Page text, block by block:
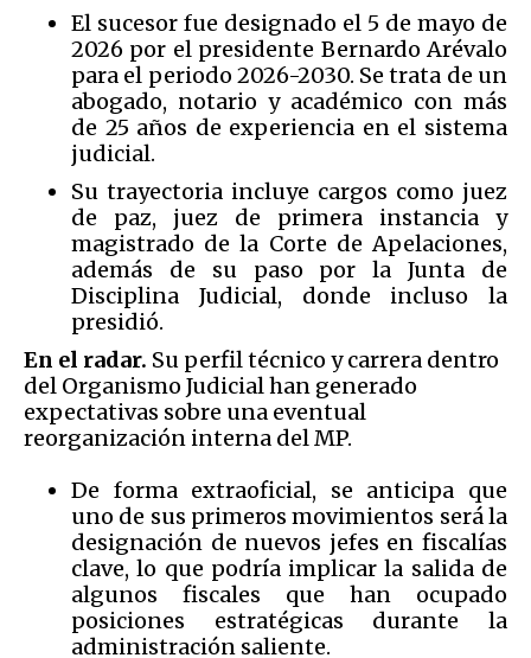
El sucesor fue designado el 5 de mayo de
2026 por el presidente Bernardo Arévalo
para el periodo 2026-2030. Se trata de un
abogado, notario y académico con más
de 25 años de experiencia en el sistema
judicial.
Su trayectoria incluye cargos como juez
de paz, juez de primera instancia y
magistrado de la Corte de Apelaciones,
además de su paso por la Junta de
Disciplina Judicial, donde incluso la
presidió.
En el radar. Su perfil técnico y carrera dentro
del Organismo Judicial han generado
expectativas sobre una eventual
reorganización interna del MP.
De forma extraoficial, se anticipa que
uno de sus primeros movimientos será la
designación de nuevos jefes en fiscalías
clave, lo que podría implicar la salida de
algunos fiscales que han ocupado
posiciones estratégicas durante la
administración saliente.